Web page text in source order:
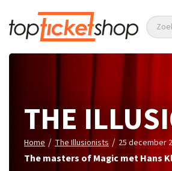
THE
Home / The Illusionists / 25 december
The masters of Magic met Hans